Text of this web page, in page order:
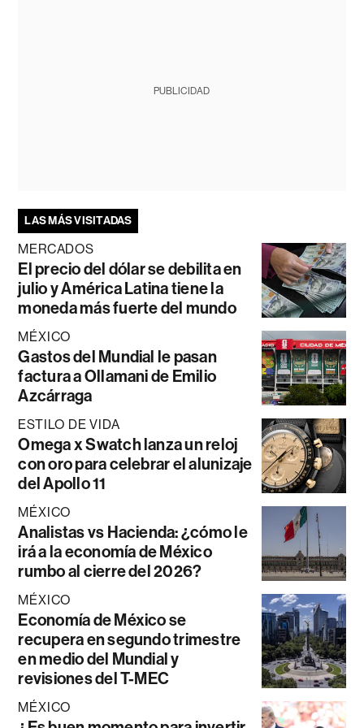
PUBLICIDAD
LAS MÁS VISITADAS
MERCADOS
El precio del dólar se debilita en
julio y América Latina tiene la
moneda más fuerte del mundo
MÉXICO
Gastos del Mundial le pasan
factura a Ollamani de Emilio
Azcárraga
ESTILO DE VIDA
Omega x Swatch lanza un reloj
con oro para celebrar el alunizaje
del Apollo 11
MÉXICO
Analistas vs Hacienda: ¿cómo le
irá a la economía de México
rumbo al cierre del 2026?
MÉXICO
Economía de México se
recupera en segundo trimestre
en medio del Mundial y
revisiones del T-MEC
MÉXICO